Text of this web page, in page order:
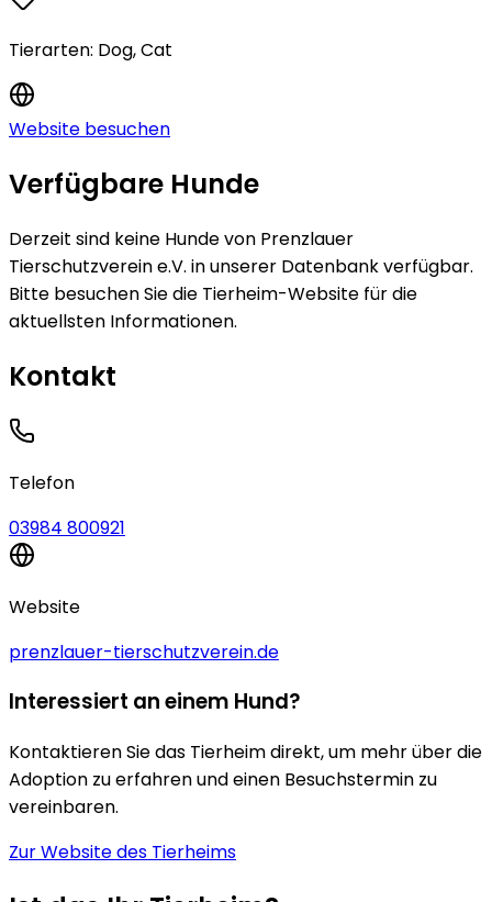
Tierarten: Dog, Cat
Website besuchen
Verfügbare Hunde
Derzeit sind keine Hundevon Prenzlauer
Tierschutzverein e.V. in unserer Datenbank verfügbar.
Bitte besuchen Sie die Tierheim-Website für die
aktuellsten Informationen.
Kontakt
Telefon
03984 800921
Website
prenzlauer-tierschutzverein.de
Interessiert an einem Hund?
Kontaktieren Sie das Tierheim direkt, um mehr über die
Adoption zu erfahren und einen Besuchstermin zu
vereinbaren.
Zur Website des Tierheims